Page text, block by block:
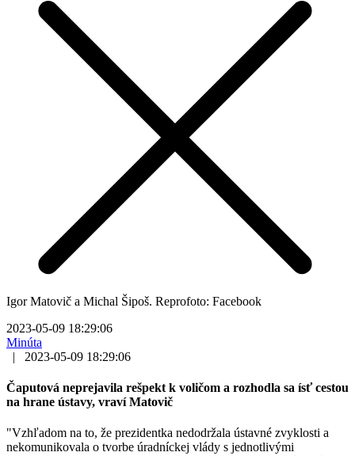
Igor Matovič a Michal Šipoš. Reprofoto: Facebook
2023-05-09 18:29:06
Minúta
|
2023-05-09 18:29:06
Čaputová neprejavila rešpekt k voličom a rozhodla sa ísť cestou
na hrane ústavy, vraví Matovič
"Vzhľadom na to, že prezidentka nedodržala ústavné zvyklosti a
nekomunikovala o tvorbe úradníckej vlády s jednotlivými